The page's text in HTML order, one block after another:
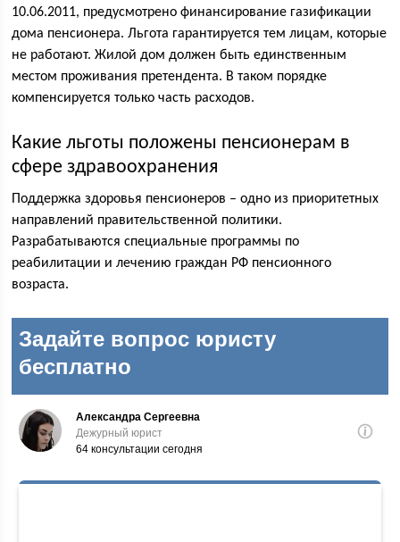
10.06.2011, предусмотрено финансирование газификации
дома пенсионера. Льгота гарантируется тем лицам, которые
не работают. Жилой дом должен быть единственным
местом проживания претендента. В таком порядке
компенсируется только часть расходов.
Какие льготы положены пенсионерам в
сфере здравоохранения
Поддержка здоровья пенсионеров – одно из приоритетных
направлений правительственной политики.
Разрабатываются специальные программы по
реабилитации и лечению граждан РФ пенсионного
возраста.